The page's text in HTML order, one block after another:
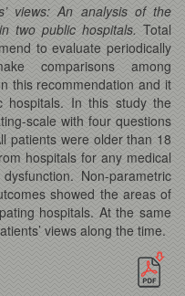
views: An analysis of the
two public hospitals. Total
to evaluate periodically
comparisons among
this recommendation and it
hospitals. In this study the
scale with four questions
patients were older than 18
hospitals for any medical
Non-parametric
showed the areas of
hospitals. At the same
views along the time.